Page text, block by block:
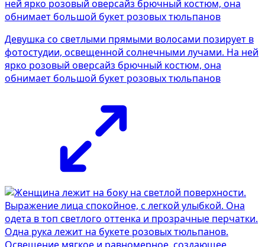
Девушка со светлыми прямыми волосами позирует в
фотостудии, освещенной солнечными лучами. На ней
ярко розовый оверсайз брючный костюм, она
обнимает большой букет розовых тюльпанов